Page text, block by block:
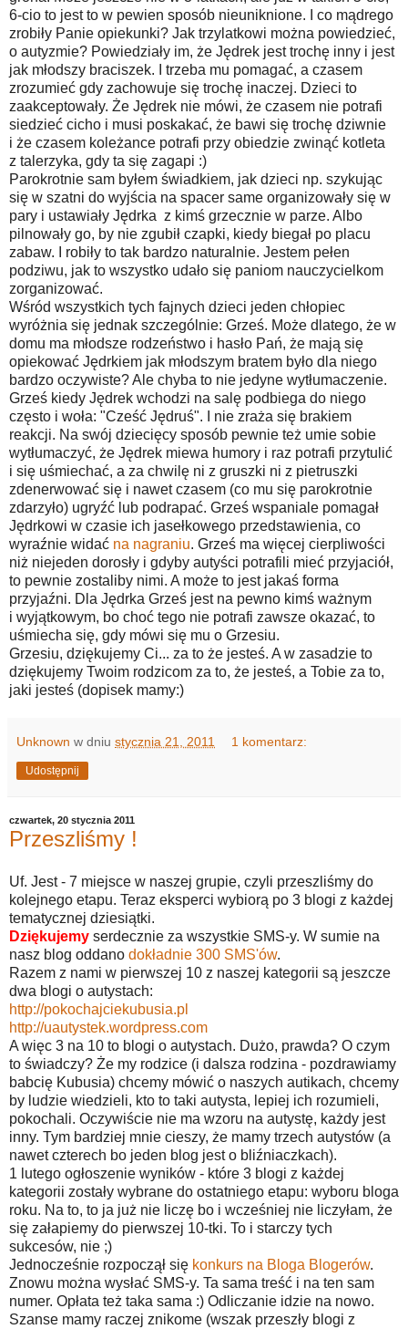
6-cio to jest to w pewien sposób nieuniknione. I co mądrego
zrobiły Panie opiekunki? Jak trzylatkowi można powiedzieć,
o autyzmie? Powiedziały im, że Jędrek jest trochę inny i jest
jak młodszy braciszek. I trzeba mu pomagać, a czasem
zrozumieć gdy zachowuje się trochę inaczej. Dzieci to
zaakceptowały. Że Jędrek nie mówi, że czasem nie potrafi
siedzieć cicho i musi poskakać, że bawi się trochę dziwnie
i że czasem koleżance potrafi przy obiedzie zwinąć kotleta
z talerzyka, gdy ta się zagapi :)
Parokrotnie sam byłem świadkiem, jak dzieci np. szykując
się w szatni do wyjścia na spacer same organizowały się w
pary i ustawiały Jędrka z kimś grzecznie w parze. Albo
pilnowały go, by nie zgubił czapki, kiedy biegał po placu
zabaw. I robiły to tak bardzo naturalnie. Jestem pełen
podziwu, jak to wszystko udało się paniom nauczycielkom
zorganizować.
Wśród wszystkich tych fajnych dzieci jeden chłopiec
wyróżnia się jednak szczególnie: Grześ. Może dlatego, że w
domu ma młodsze rodzeństwo i hasło Pań, że mają się
opiekować Jędrkiem jak młodszym bratem było dla niego
bardzo oczywiste? Ale chyba to nie jedyne wytłumaczenie.
Grześ kiedy Jędrek wchodzi na salę podbiega do niego
często i woła: "Cześć Jędruś". I nie zraża się brakiem
reakcji. Na swój dziecięcy sposób pewnie też umie sobie
wytłumaczyć, że Jędrek miewa humory i raz potrafi przytulić
i się uśmiechać, a za chwilę ni z gruszki ni z pietruszki
zdenerwować się i nawet czasem (co mu się parokrotnie
zdarzyło) ugryźć lub podrapać. Grześ wspaniale pomagał
Jędrkowi w czasie ich jasełkowego przedstawienia, co
wyraźnie widać na nagraniu. Grześ ma więcej cierpliwości
niż niejeden dorosły i gdyby autyści potrafili mieć przyjaciół,
to pewnie zostaliby nimi. A może to jest jakaś forma
przyjaźni. Dla Jędrka Grześ jest na pewno kimś ważnym
i wyjątkowym, bo choć tego nie potrafi zawsze okazać, to
uśmiecha się, gdy mówi się mu o Grzesiu.
Grzesiu, dziękujemy Ci... za to że jesteś. A w zasadzie to
dziękujemy Twoim rodzicom za to, że jesteś, a Tobie za to,
jaki jesteś (dopisek mamy:)
Unknown w dniu stycznia 21, 2011 1 komentarz:
Udostępnij
czwartek, 20 stycznia 2011
Przeszliśmy !
Uf. Jest - 7 miejsce w naszej grupie, czyli przeszliśmy do
kolejnego etapu. Teraz eksperci wybiorą po 3 blogi z każdej
tematycznej dziesiątki.
Dziękujemy serdecznie za wszystkie SMS-y. W sumie na
nasz blog oddano dokładnie 300 SMS'ów.
Razem z nami w pierwszej 10 z naszej kategorii są jeszcze
dwa blogi o autystach:
http://pokochajciekubusia.pl
http://uautystek.wordpress.com
A więc 3 na 10 to blogi o autystach. Dużo, prawda? O czym
to świadczy? Że my rodzice (i dalsza rodzina - pozdrawiamy
babcię Kubusia) chcemy mówić o naszych autikach, chcemy
by ludzie wiedzieli, kto to taki autysta, lepiej ich rozumieli,
pokochali. Oczywiście nie ma wzoru na autystę, każdy jest
inny. Tym bardziej mnie cieszy, że mamy trzech autystów (a
nawet czterech bo jeden blog jest o bliźniaczkach).
1 lutego ogłoszenie wyników - które 3 blogi z każdej
kategorii zostały wybrane do ostatniego etapu: wyboru bloga
roku. Na to, to ja już nie liczę bo i wcześniej nie liczyłam, że
się załapiemy do pierwszej 10-tki. To i starczy tych
sukcesów, nie ;)
Jednocześnie rozpoczął się konkurs na Bloga Blogerów.
Znowu można wysłać SMS-y. Ta sama treść i na ten sam
numer. Opłata też taka sama :) Odliczanie idzie na nowo.
Szanse mamy raczej znikome (wszak przeszły blogi z